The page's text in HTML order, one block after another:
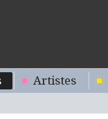
Artistes